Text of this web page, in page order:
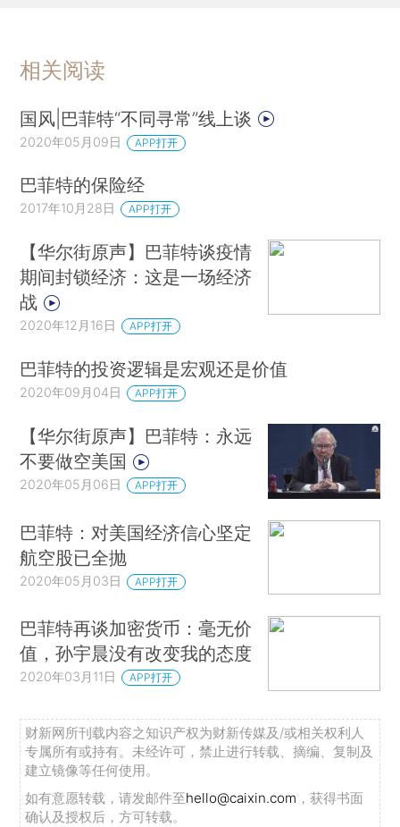
相关阅读
国风|巴菲特“不同寻常”线上谈
2020年05月09日 APP打开
巴菲特的保险经
2017年10月28日 APP打开
【华尔街原声】巴菲特谈疫情
期间封锁经济：这是一场经济
战
2020年12月16日 APP打开
巴菲特的投资逻辑是宏观还是价值
2020年09月04日 APP打开
【华尔街原声】巴菲特：永远
不要做空美国
2020年05月06日 APP打开
巴菲特：对美国经济信心坚定
航空股已全抛
2020年05月03日 APP打开
巴菲特再谈加密货币：毫无价
值，孙宇晨没有改变我的态度
2020年03月11日 APP打开
财新网所刊载内容之知识产权为财新传媒及/或相关权利人
专属所有或持有。未经许可，禁止进行转载、摘编、复制及
建立镜像等任何使用。
如有意愿转载，请发邮件至hello@caixin.com ，获得书面
确认及授权后，方可转载。